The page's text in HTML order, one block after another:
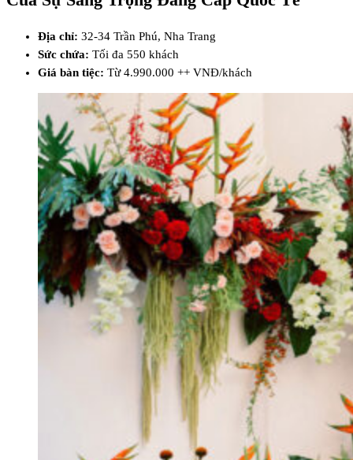
Địa chỉ: 32-34 Trần Phú, Nha Trang
Sức chứa: Tối đa 550 khách
Giá bàn tiệc: Từ 4.990.000 ++ VNĐ/khách